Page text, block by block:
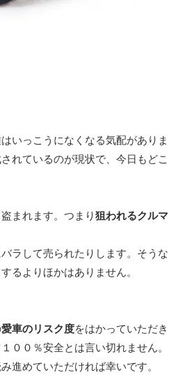
いっこうになくなる気配がありま
れているのが現状で、今日もどこ
まれます。つまり狙われるクルマ
ラして売られたりします。そうな
るよりほかはありません。
愛車のリスク度をはかっていただき
００％安全とは言い切れません。
進めていただければ幸いです。